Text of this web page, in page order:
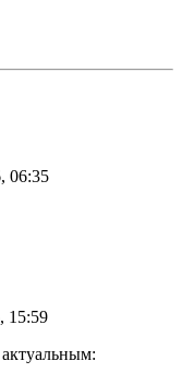
06:35
15:59